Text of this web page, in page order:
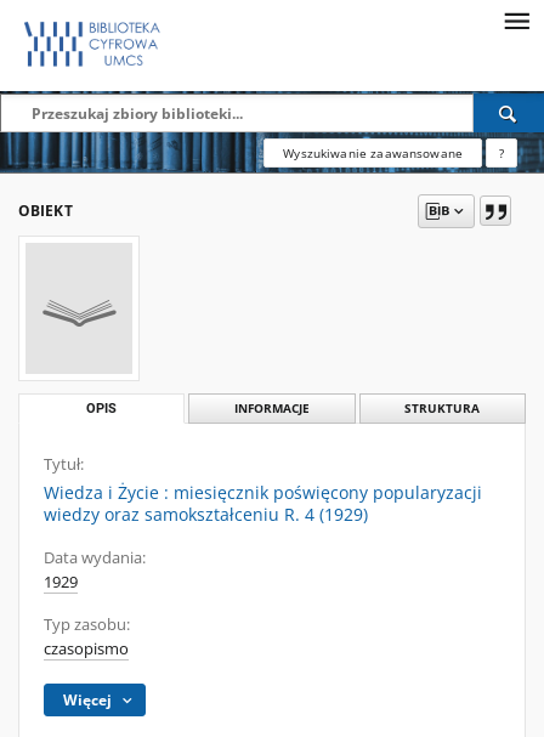
Wyszukiwanie zaawansowane ?
OBIEKT
OPIS INFORMACJE STRUKTURA
Tytuł:
Wiedza i Życie : miesięcznik poświęcony popularyzacji
wiedzy oraz samokształceniu R. 4 (1929)
Data wydania:
1929
Typ zasobu:
czasopismo
Więcej